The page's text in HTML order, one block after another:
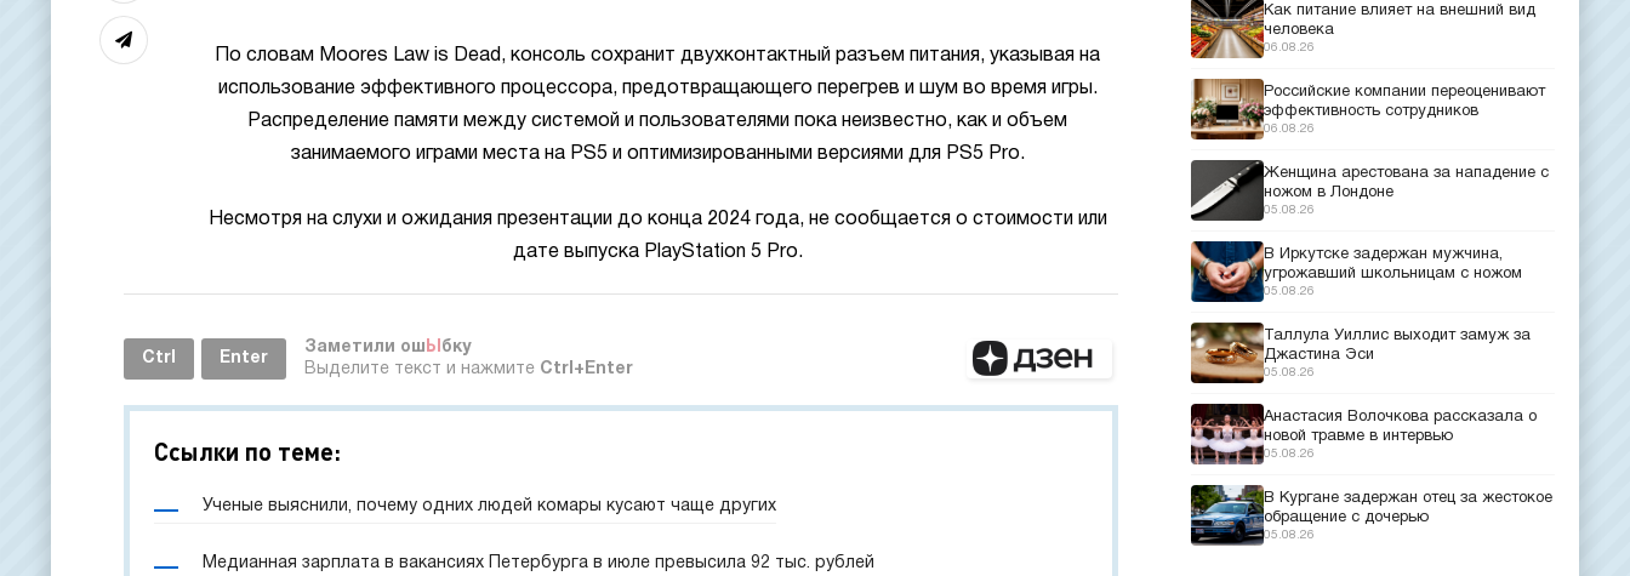
По словам Moores Law is Dead, консоль сохранит двухконтактный разъем питания, указывая на
использование эффективного процессора, предотвращающего перегрев и шум во время игры.
Распределение памяти между системой и пользователями пока неизвестно, как и объем
занимаемого играми места на PS5 и оптимизированными версиями для PS5 Pro.
Несмотря на слухи и ожидания презентации до конца 2024 года, не сообщается о стоимости или
дате выпуска PlayStation 5 Pro.
Ctrl Enter
Заметили ош Ы бку
Выделите текст и нажмите Ctrl+Enter
Ссылки по теме:
Ученые выяснили, почему одних людей комары кусают чаще других
Медианная зарплата в вакансиях Петербурга в июле превысила 92 тыс. рублей
Как питание влияет на внешний вид
человека
06.08.26
Российские компании переоценивают
эффективность сотрудников
06.08.26
Женщина арестована за нападение с
ножом в Лондоне
05.08.26
В Иркутске задержан мужчина,
угрожавший школьницам с ножом
05.08.26
Таллула Уиллис выходит замуж за
Джастина Эси
05.08.26
Анастасия Волочкова рассказала о
новой травме в интервью
05.08.26
В Кургане задержан отец за жестокое
обращение с дочерью
05.08.26